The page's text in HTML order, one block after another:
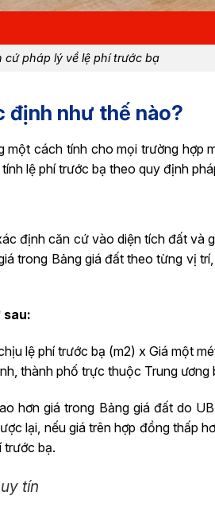
cứ pháp lý về lệ phí trước bạ
định như thế nào?
một cách tính cho mọi trường hợp
lệ phí trước bạ theo quy định
định căn cứ vào diện tích đất và
trong Bảng giá đất theo từng vị
sau:
lệ phí trước bạ (m2) x Giá một
thành phố trực thuộc Trung ương
hơn giá trong Bảng giá đất do
lại, nếu giá trên hợp đồng thấp
trước bạ.
uy tín